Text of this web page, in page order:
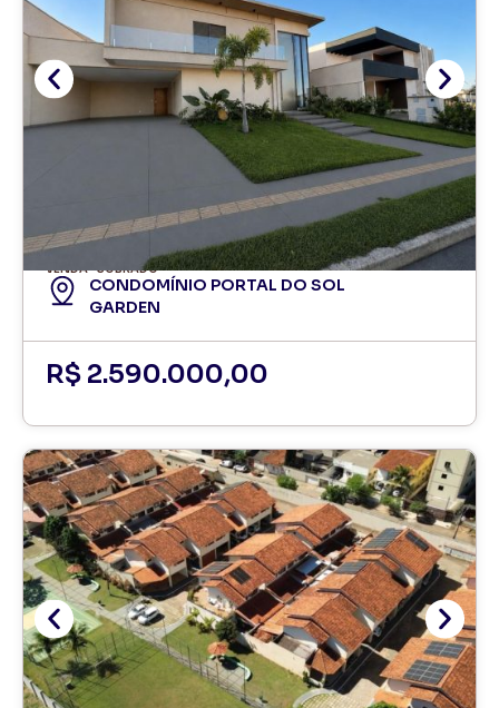
VENDA SOBRADO
CONDOMÍNIO PORTAL DO SOL
GARDEN
R$ 2.590.000,00